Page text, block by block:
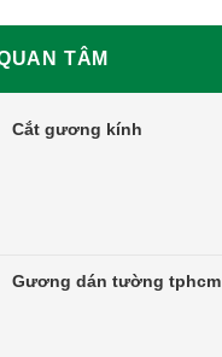
TÂM
Cắt gương kính
Gương dán tường tphcm